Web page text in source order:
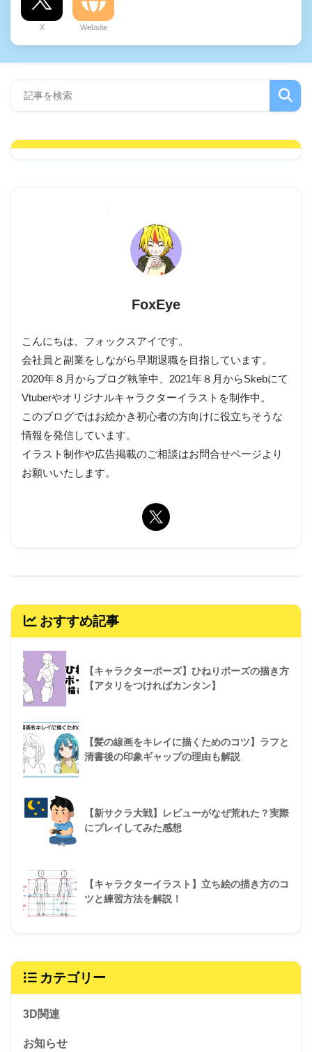
X Website
FoxEye
こんにちは、フォックスアイです。
会社員と副業をしながら早期退職を目指しています。
2020年８月からブログ執筆中、2021年８月からSkebにて
Vtuberやオリジナルキャラクターイラストを制作中。
このブログではお絵かき初心者の方向けに役立ちそうな
情報を発信しています。
イラスト制作や広告掲載のご相談はお問合せページより
お願いいたします。
おすすめ記事
【キャラクターポーズ】ひねりポーズの描き方
【アタリをつければカンタン】
【髪の線画をキレイに描くためのコツ】ラフと
清書後の印象ギャップの理由も解説
【新サクラ大戦】レビューがなぜ荒れた？実際
にプレイしてみた感想
【キャラクターイラスト】立ち絵の描き方のコ
ツと練習方法を解説！
カテゴリー
3D関連
お知らせ